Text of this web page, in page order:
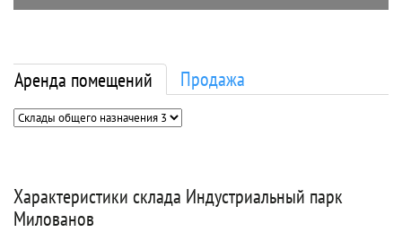
Аренда помещений Продажа
Характеристики склада Индустриальный парк
Милованов